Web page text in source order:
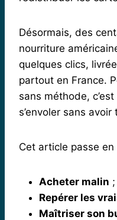
Désormais, des
nourriture
quelques clics,
partout en France.
sans méthode,
s’envoler sans
Cet article passe
Acheter malin ;
Repérer les
Maîtriser son